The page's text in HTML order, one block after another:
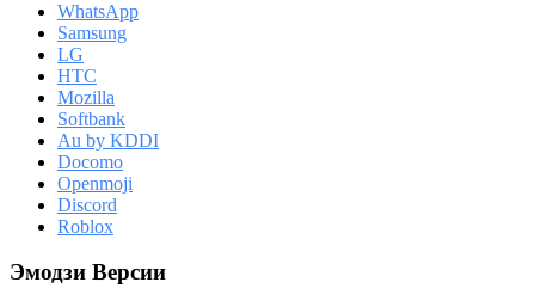
WhatsApp
Samsung
LG
HTC
Mozilla
Softbank
Au by KDDI
Docomo
Openmoji
Discord
Roblox
Эмодзи Версии